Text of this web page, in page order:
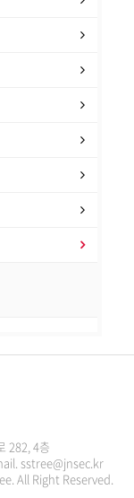
282, 4층
sstree@jnsec.kr
All Right Reserved.